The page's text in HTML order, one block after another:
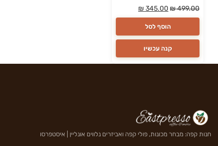
₪499.00
₪ 345.00
הוסף לסל
קנה עכשיו
חנות קפה: מבחר מכונות, פולי קפה ואביזרים נלווים אונליין | איסטפרסו